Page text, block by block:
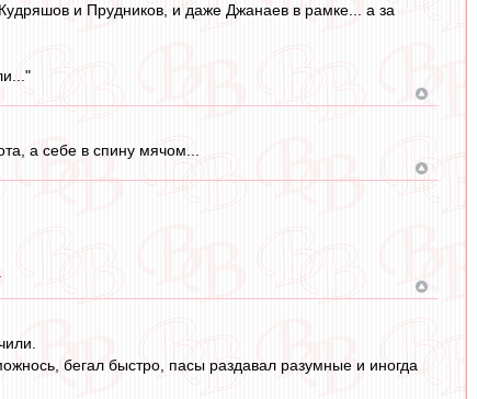
и Прудников, и даже Джанаев в рамке... а за
а себе в спину мячом...
бегал быстро, пасы раздавал разумные и иногда